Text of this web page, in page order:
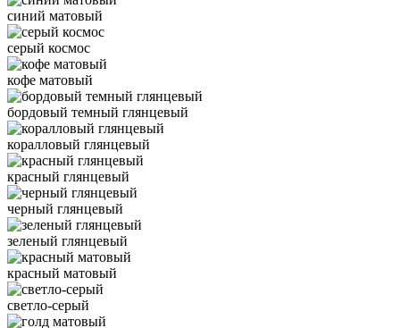
синий матовый
серый космос
кофе матовый
бордовый темный глянцевый
коралловый глянцевый
красный глянцевый
черный глянцевый
зеленый глянцевый
красный матовый
светло-серый